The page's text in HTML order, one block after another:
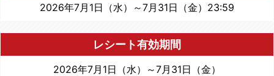
2026年7月1日（水）～7月31日（金）23:59
レシート有効期間
2026年7月1日（水）～7月31日（金）